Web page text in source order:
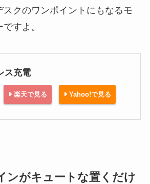
スクのワンポイントにもなるモ
すよ。
充電
楽天で見る Yahoo!で見る
ンがキュートな置くだけ